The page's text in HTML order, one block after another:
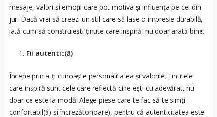
mesaje, valori și emoții care pot motiva și influența pe cei din
jur. Dacă vrei să creezi un stil care să lase o impresie durabilă,
iată cum să construiești ținute care inspiră, nu doar arată bine.
Fii autentic(ă)
Începe prin a-ți cunoaște personalitatea și valorile. Ținutele
care inspiră sunt cele care reflectă cine ești cu adevărat, nu
doar ce este la modă. Alege piese care te fac să te simți
confortabil(ă) și încrezător(oare), pentru că autenticitatea este